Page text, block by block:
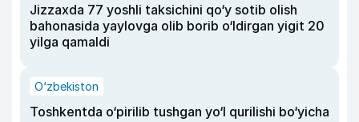
Jizzaxda 77 yoshli taksichini qo‘y sotib olish
bahonasida yaylovga olib borib o‘ldirgan yigit 20
yilga qamaldi
O‘zbekiston
Toshkentda o‘pirilib tushgan yo‘l qurilishi bo‘yicha